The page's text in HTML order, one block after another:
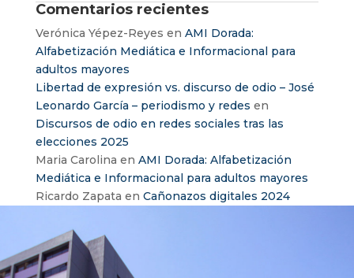
Comentarios recientes
Verónica Yépez-Reyes en AMI Dorada:
Alfabetización Mediática e Informacional para
adultos mayores
Libertad de expresión vs. discurso de odio – José
Leonardo García – periodismo y redes en
Discursos de odio en redes sociales tras las
elecciones 2025
Maria Carolina en AMI Dorada: Alfabetización
Mediática e Informacional para adultos mayores
Ricardo Zapata en Cañonazos digitales 2024